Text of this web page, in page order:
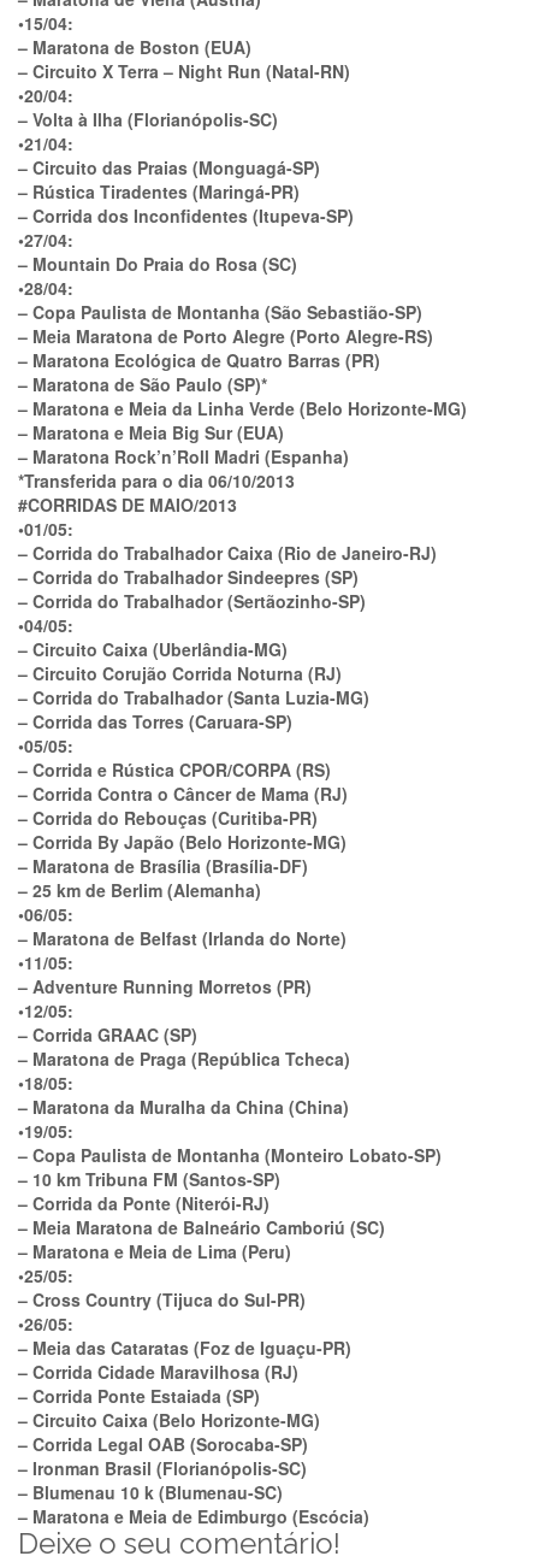
•15/04:
– Maratona de Boston (EUA)
– Circuito X Terra – Night Run (Natal-RN)
•20/04:
– Volta à Ilha (Florianópolis-SC)
•21/04:
– Circuito das Praias (Monguagá-SP)
– Rústica Tiradentes (Maringá-PR)
– Corrida dos Inconfidentes (Itupeva-SP)
•27/04:
– Mountain Do Praia do Rosa (SC)
•28/04:
– Copa Paulista de Montanha (São Sebastião-SP)
– Meia Maratona de Porto Alegre (Porto Alegre-RS)
– Maratona Ecológica de Quatro Barras (PR)
– Maratona de São Paulo (SP)*
– Maratona e Meia da Linha Verde (Belo Horizonte-MG)
– Maratona e Meia Big Sur (EUA)
– Maratona Rock’n’Roll Madri (Espanha)
*Transferida para o dia 06/10/2013
#CORRIDAS DE MAIO/2013
•01/05:
– Corrida do Trabalhador Caixa (Rio de Janeiro-RJ)
– Corrida do Trabalhador Sindeepres (SP)
– Corrida do Trabalhador (Sertãozinho-SP)
•04/05:
– Circuito Caixa (Uberlândia-MG)
– Circuito Corujão Corrida Noturna (RJ)
– Corrida do Trabalhador (Santa Luzia-MG)
– Corrida das Torres (Caruara-SP)
•05/05:
– Corrida e Rústica CPOR/CORPA (RS)
– Corrida Contra o Câncer de Mama (RJ)
– Corrida do Rebouças (Curitiba-PR)
– Corrida By Japão (Belo Horizonte-MG)
– Maratona de Brasília (Brasília-DF)
– 25 km de Berlim (Alemanha)
•06/05:
– Maratona de Belfast (Irlanda do Norte)
•11/05:
– Adventure Running Morretos (PR)
•12/05:
– Corrida GRAAC (SP)
– Maratona de Praga (República Tcheca)
•18/05:
– Maratona da Muralha da China (China)
•19/05:
– Copa Paulista de Montanha (Monteiro Lobato-SP)
– 10 km Tribuna FM (Santos-SP)
– Corrida da Ponte (Niterói-RJ)
– Meia Maratona de Balneário Camboriú (SC)
– Maratona e Meia de Lima (Peru)
•25/05:
– Cross Country (Tijuca do Sul-PR)
•26/05:
– Meia das Cataratas (Foz de Iguaçu-PR)
– Corrida Cidade Maravilhosa (RJ)
– Corrida Ponte Estaiada (SP)
– Circuito Caixa (Belo Horizonte-MG)
– Corrida Legal OAB (Sorocaba-SP)
– Ironman Brasil (Florianópolis-SC)
– Blumenau 10 k (Blumenau-SC)
– Maratona e Meia de Edimburgo (Escócia)
Deixe o seu comentário!